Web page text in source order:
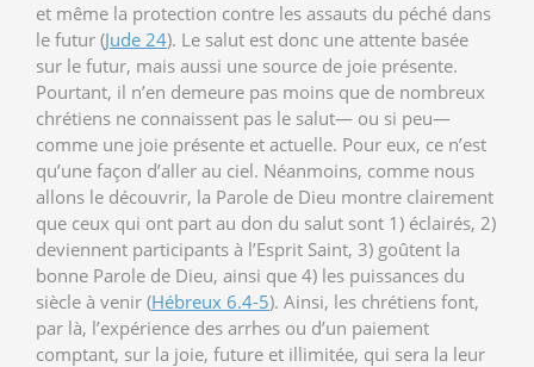
et même la protection contre les assauts du péché dans
le futur (Jude 24). Le salut est donc une attente basée
sur le futur, mais aussi une source de joie présente.
Pourtant, il n’en demeure pas moins que de nombreux
chrétiens ne connaissent pas le salut— ou si peu—
comme une joie présente et actuelle. Pour eux, ce n’est
qu’une façon d’aller au ciel. Néanmoins, comme nous
allons le découvrir, la Parole de Dieu montre clairement
que ceux qui ont part au don du salut sont 1) éclairés, 2)
deviennent participants à l’Esprit Saint, 3) goûtent la
bonne Parole de Dieu, ainsi que 4) les puissances du
siècle à venir (Hébreux 6.4-5). Ainsi, les chrétiens font,
par là, l’expérience des arrhes ou d’un paiement
comptant, sur la joie, future et illimitée, qui sera la leur